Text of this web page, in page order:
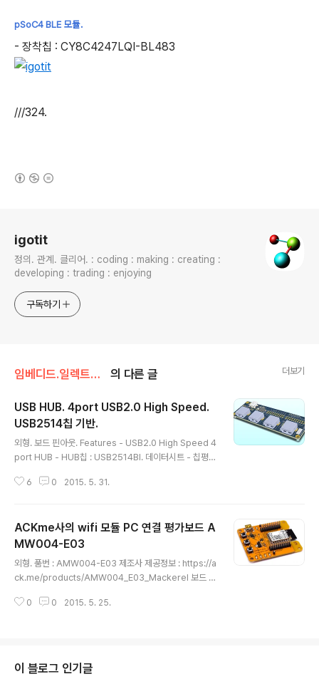
pSoC4 BLE 모듈.
- 장착칩 : CY8C4247LQI-BL483
///324.
igotit
정의. 관계. 클리어. : coding : making : creating :
developing : trading : enjoying
구독하기
임베디드.일렉트로닉스 의 다른 글 더보기
USB HUB. 4port USB2.0 High Speed.
USB2514칩 기반.
외형. 보드 핀아웃. Features - USB2.0 High Speed 4
port HUB - HUB칩 : USB2514BI. 데이터시트 - 칩평가
ools/ProductDetails.aspx?PartNO=evb-usb251
6 0 2015. 5. 31.
ACKme사의 wifi 모듈 PC 연결 평가보드 A
MW004-E03
외형. 품번 : AMW004-E03 제조사 제공정보 : https://a
ck.me/products/AMW004_E03_Mackerel 보드 사
p://igotit.tistory.com/287 FEATURES USB-UART
ncluding two buttons and two LEDs Manual rese
t switch Breakout headers and ground hooks fo
0 0 2015. 5. 25.
이 블로그 인기글